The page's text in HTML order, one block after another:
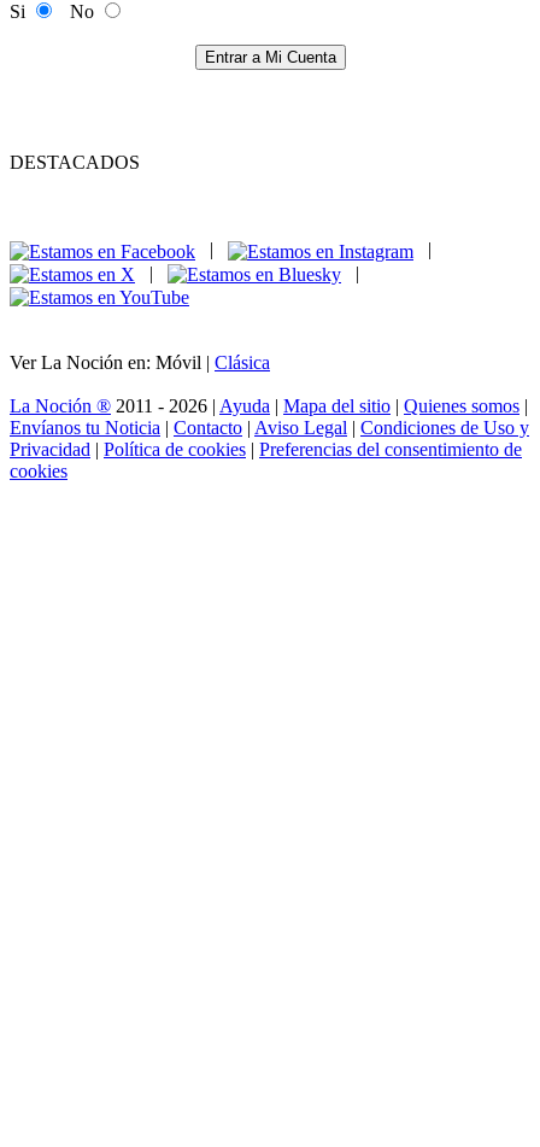
Si
No
Entrar a Mi Cuenta
DESTACADOS
|
|
Ver La Noción en: Móvil | Clásica
La Noción ® 2011 - 2026 | Ayuda | Mapa del sitio | Quienes somos |
Envíanos tu Noticia | Contacto | Aviso Legal | Condiciones de Uso y
Privacidad | Política de cookies | Preferencias del consentimiento de
cookies